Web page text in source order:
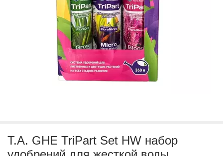
T.A. GHE TriPart Set HW набор